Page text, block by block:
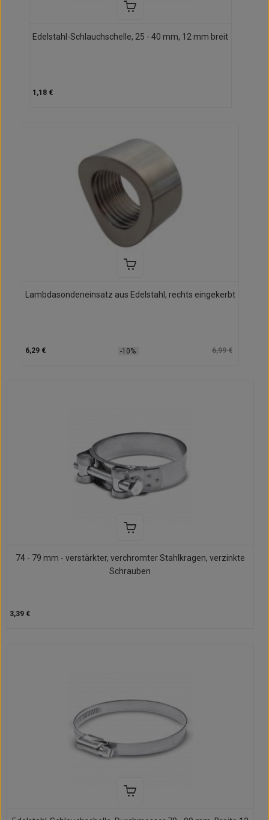
Edelstahl-Schlauchschelle, 25 - 40 mm, 12 mm breit
1,18 €
Lambdasondeneinsatz aus Edelstahl, rechts eingekerbt
6,29 € -10% 6,99 €
74 - 79 mm - verstärkter, verchromter Stahlkragen, verzinkte
Schrauben
3,39 €